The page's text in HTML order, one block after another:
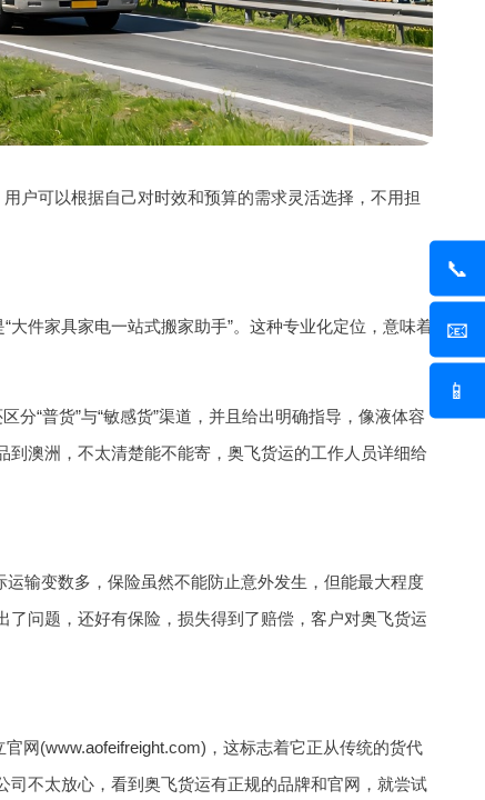
📞
📧
📱
户可以根据自己对时效和预算的需求灵活选择，不用担
大件家具家电一站式搬家助手”。这种专业化定位，意味着
“普货”与“敏感货”渠道，并且给出明确指导，像液体容
澳洲，不太清楚能不能寄，奥飞货运的工作人员详细给
输变数多，保险虽然不能防止意外发生，但能最大程度
问题，还好有保险，损失得到了赔偿，客户对奥飞货运
官网(www.aofeifreight.com)，这标志着它正从传统的货代
不太放心，看到奥飞货运有正规的品牌和官网，就尝试